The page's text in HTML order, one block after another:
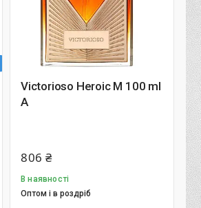
Victorioso Heroic M 100 ml
A
806 ₴
В наявності
Оптом і в роздріб